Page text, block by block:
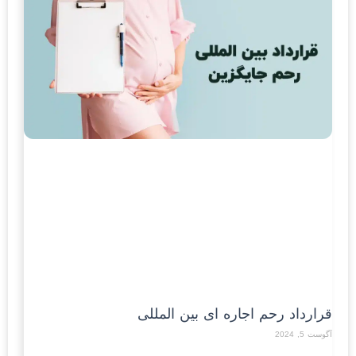
قرارداد رحم اجاره ای بین المللی
آگوست 5, 2024